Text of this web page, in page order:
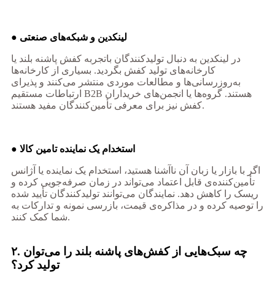
● لینکدین و شبکه‌های صنعتی
در لینکدین به دنبال تولیدکنندگان باتجربه کفش پاشنه بلند یا
کارخانه‌های تولید کفش بگردید. بسیاری از کارخانه‌ها
به‌روزرسانی‌ها و مطالعات موردی منتشر می‌کنند و پذیرای
ارتباطات مستقیم B2B هستند. گروه‌ها یا انجمن‌های خریداران
کفش نیز برای معرفی تأمین‌کنندگان مفید هستند.
● استخدام یک نماینده تامین کالا
اگر با بازار یا زبان آن ناآشنا هستید، استخدام یک نماینده یا آژانس
تأمین‌کننده‌ی قابل اعتماد می‌تواند در زمان صرفه‌جویی کرده و
ریسک را کاهش دهد. نمایندگان می‌توانند تولیدکنندگان تأیید شده
را توصیه کرده و در مذاکره‌ی قیمت، بازرسی نمونه و تدارکات به
شما کمک کنند.
۲. چه سبک‌هایی از کفش‌های پاشنه بلند را می‌توان
تولید کرد؟